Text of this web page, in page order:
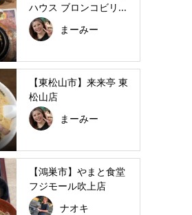
ハウス ブロンコビリ...
まーみー
【東松山市】来来亭 東
松山店
まーみー
【鴻巣市】やまと食堂
フジモール吹上店
ナオキ